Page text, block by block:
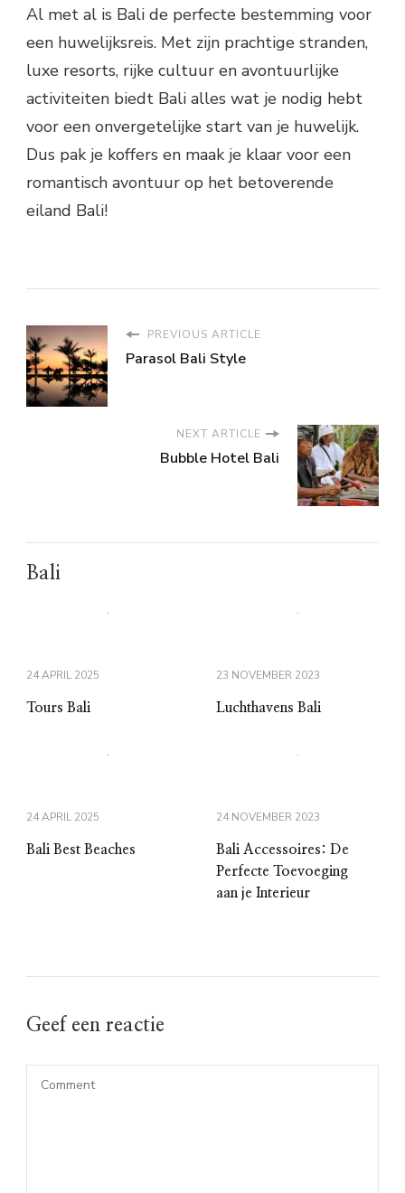
Al met al is Bali de perfecte bestemming voor
een huwelijksreis. Met zijn prachtige stranden,
luxe resorts, rijke cultuur en avontuurlijke
activiteiten biedt Bali alles wat je nodig hebt
voor een onvergetelijke start van je huwelijk.
Dus pak je koffers en maak je klaar voor een
romantisch avontuur op het betoverende
eiland Bali!
PREVIOUS ARTICLE
Parasol Bali Style
NEXT ARTICLE
Bubble Hotel Bali
Bali
24 APRIL 2025
Tours Bali
23 NOVEMBER 2023
Luchthavens Bali
24 APRIL 2025
Bali Best Beaches
24 NOVEMBER 2023
Bali Accessoires: De
Perfecte Toevoeging
aan je Interieur
Geef een reactie